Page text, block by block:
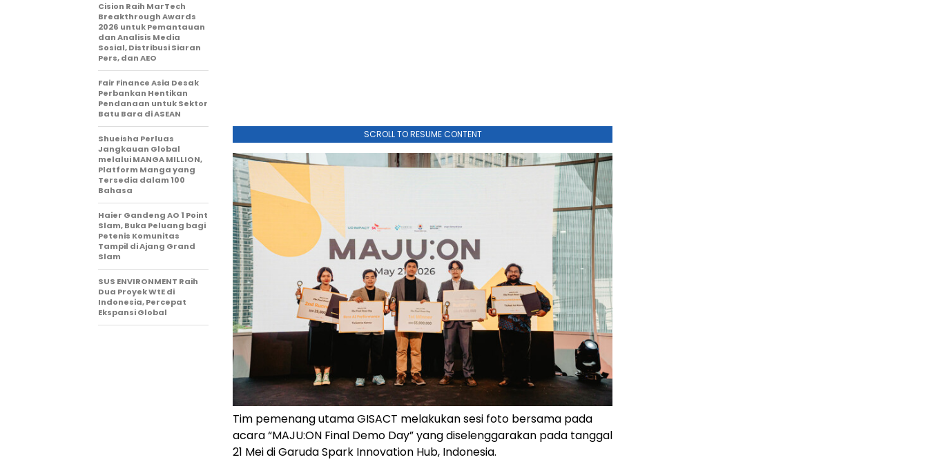
SCROLL TO RESUME CONTENT
Tim pemenang utama GISACT melakukan sesi foto bersama pada
acara “MAJU:ON Final Demo Day” yang diselenggarakan pada tanggal
21 Mei di Garuda Spark Innovation Hub, Indonesia.
Cision Raih MarTech
Breakthrough Awards
2026 untuk Pemantauan
dan Analisis Media
Sosial, Distribusi Siaran
Pers, dan AEO
Fair Finance Asia Desak
Perbankan Hentikan
Pendanaan untuk Sektor
Batu Bara di ASEAN
Shueisha Perluas
Jangkauan Global
melalui MANGA MILLION,
Platform Manga yang
Tersedia dalam 100
Bahasa
Haier Gandeng AO 1 Point
Slam, Buka Peluang bagi
Petenis Komunitas
Tampil di Ajang Grand
Slam
SUS ENVIRONMENT Raih
Dua Proyek WtE di
Indonesia, Percepat
Ekspansi Global